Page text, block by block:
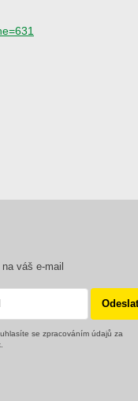
váš e-mail
se zpracováním údajů za